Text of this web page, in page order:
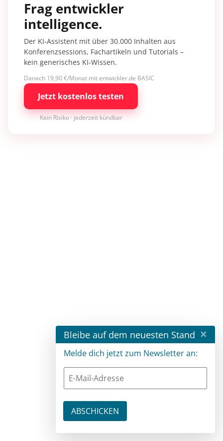
Frag entwickler
intelligence.
Der KI-Assistent mit über 30.000 Inhalten aus
Konferenzsessions, Fachartikeln und Tutorials –
kein generisches KI-Wissen.
Danach 19,90 €/Monat mit entwickler.de BASIC
Jetzt kostenlos testen
Kein Risiko · jederzeit kündbar
Bleibe auf dem neuesten Stand ×
Melde dich jetzt zum Newsletter an: